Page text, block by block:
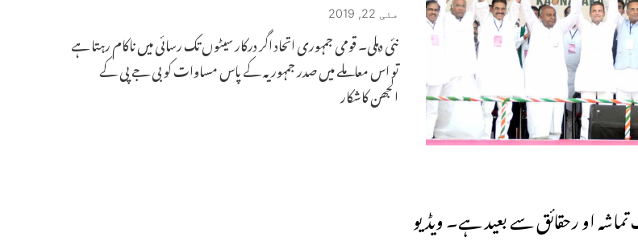
مئی 22, 2019
نئی دہلی۔ قومی جمہوری اتحاد اگر درکار سیٹوں تک رسائی میں ناکام رہتا ہے
تو اس معاملے میں صدر جمہوریہ کے پاس مساوات کو بی جے پی کے
الجھن کاشکار
او رحقائق سے بعید ہے۔ ویڈیو